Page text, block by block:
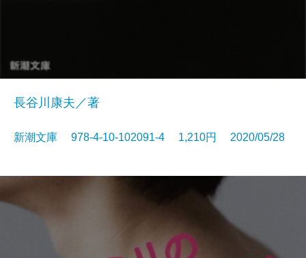
長谷川康夫／著
新潮文庫 978-4-10-102091-4 1,210円 2020/05/28